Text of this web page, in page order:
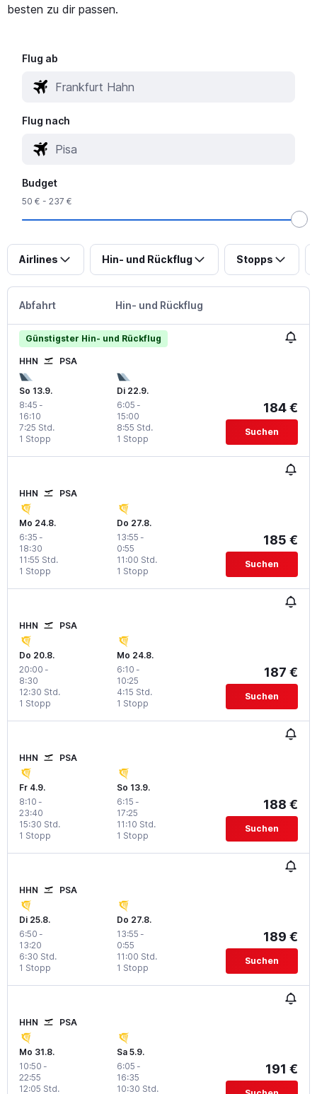
besten zu dir passen.
Flug ab
Flug nach
Budget
50 € - 237 €
Airlines Hin- und Rückflug Stopps
Abfahrt Hin- und Rückflug
Günstigster Hin- und Rückflug
HHN PSA
So 13.9.
8:45 -
16:10
1 Stopp
7:25 Std.
Di 22.9.
6:05 -
15:00
1 Stopp
8:55 Std.
184 €
Suchen
HHN PSA
Mo 24.8.
6:35 -
18:30
1 Stopp
11:55 Std.
Do 27.8.
13:55 -
0:55
1 Stopp
11:00 Std.
185 €
Suchen
HHN PSA
Do 20.8.
20:00 -
8:30
1 Stopp
12:30 Std.
Mo 24.8.
6:10 -
10:25
1 Stopp
4:15 Std.
187 €
Suchen
HHN PSA
Fr 4.9.
8:10 -
23:40
1 Stopp
15:30 Std.
So 13.9.
6:15 -
17:25
1 Stopp
11:10 Std.
188 €
Suchen
HHN PSA
Di 25.8.
6:50 -
13:20
1 Stopp
6:30 Std.
Do 27.8.
13:55 -
0:55
1 Stopp
11:00 Std.
189 €
Suchen
HHN PSA
Mo 31.8.
10:50 -
22:55
12:05 Std.
Sa 5.9.
6:05 -
16:35
10:30 Std.
191 €